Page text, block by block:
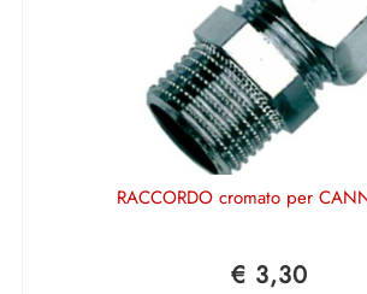
RACCORDO cromato per
€ 3,30